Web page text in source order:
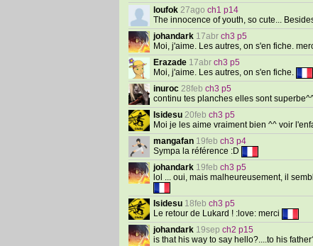
loufok 27ago ch1 p14
The innocence of youth, so cute...
johandark 17abr ch3 p5
Moi, j'aime. Les autres, on s'en fiche.
Erazade 17abr ch3 p5
Moi, j'aime. Les autres, on s'en fiche.
inuroc 28feb ch3 p5
continu tes planches elles sont
Isidesu 20feb ch3 p5
Moi je les aime vraiment bien ^^ voir
mangafan 19feb ch3 p4
Sympa la référence :D
johandark 19feb ch3 p5
lol ... oui, mais malheureusement, il
Isidesu 18feb ch3 p5
Le retour de Lukard ! :love: merci
johandark 19sep ch2 p15
is that his way to say hello?....to his